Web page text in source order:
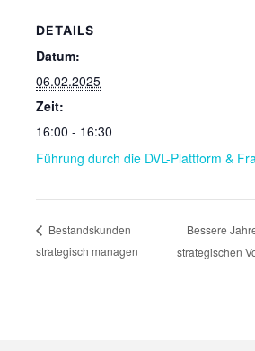
DETAILS
Datum:
06.02.2025
Zeit:
16:00 - 16:30
Führung durch die DVL-Plattform &
Bestandskunden
strategisch managen
Bessere
strategischen